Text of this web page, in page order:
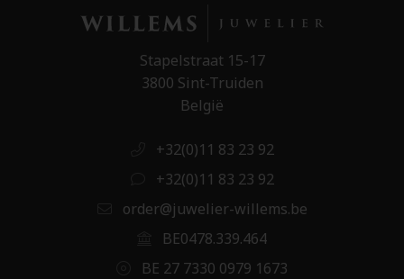
Stapelstraat 15-17
3800 Sint-Truiden
België
+32(0)11 83 23 92
+32(0)11 83 23 92
order@juwelier-willems.be
BE0478.339.464
BE 27 7330 0979 1673